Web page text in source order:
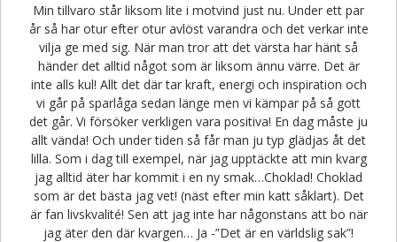
Min tillvaro står liksom lite i motvind just nu. Under ett par
år så har otur efter otur avlöst varandra och det verkar inte
vilja ge med sig. När man tror att det värsta har hänt så
händer det alltid något som är liksom ännu värre. Det är
inte alls kul! Allt det där tar kraft, energi och inspiration och
vi går på sparlåga sedan länge men vi kämpar på så gott
det går. Vi försöker verkligen vara positiva! En dag måste ju
allt vända! Och under tiden så får man ju typ glädjas åt det
lilla. Som i dag till exempel, när jag upptäckte att min kvarg
jag alltid äter har kommit i en ny smak…Choklad! Choklad
som är det bästa jag vet! (näst efter min katt såklart). Det
är fan livskvalité! Sen att jag inte har någonstans att bo när
jag äter den där kvargen… Ja -”Det är en världslig sak”!